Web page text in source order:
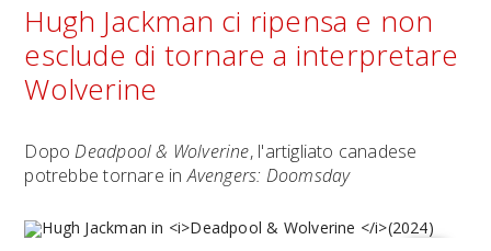
FRANCO RICCIARDIELLO ZENDAYA STAR TREK AVENGERS: DOOMSDAY
Hugh Jackman ci ripensa e non
esclude di tornare a interpretare
Wolverine
DopoDeadpool & Wolverine, l'artigliato canadese
potrebbe tornare inAvengers: Doomsday